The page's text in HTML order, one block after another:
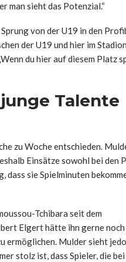
man sieht das Potenzial.“
von der U19 in den
der U19 und hier im
du hier auf diesem Platz
Talente
zu Woche entschieden.
Einsätze sowohl bei den
sie Spielminuten
Tchibara seit dem
Elgert hätte ihn gerne
ermöglichen. Mulder sieht
stolz ist, dass Spieler, die bei